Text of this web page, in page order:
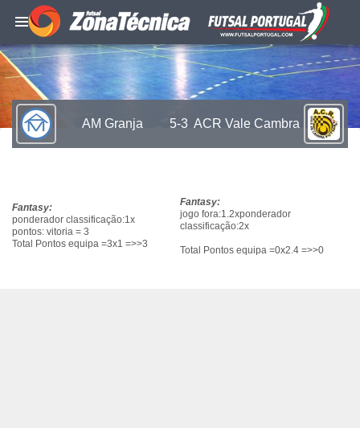
AM Granja 5-3 ACR Vale Cambra
Fantasy:
ponderador classificação:1x
pontos: vitoria = 3
Total Pontos equipa =3x1 =>>3
Fantasy:
jogo fora:1.2xponderador
classificação:2x
Total Pontos equipa =0x2.4 =>>0